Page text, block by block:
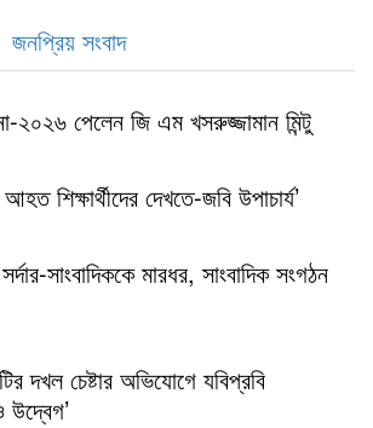
জনপ্রিয় সংবাদ
২০২৬ পেলেন জি এম খসরুজ্জামান মিন্টু
শিক্ষার্থীদের দেখতে-জবি উপাচার্য’
সাংবাদিককে মারধর, সাংবাদিক সংগঠন
দখল চেষ্টার অভিযোগে যবিপ্রবি
উদ্বেগ’